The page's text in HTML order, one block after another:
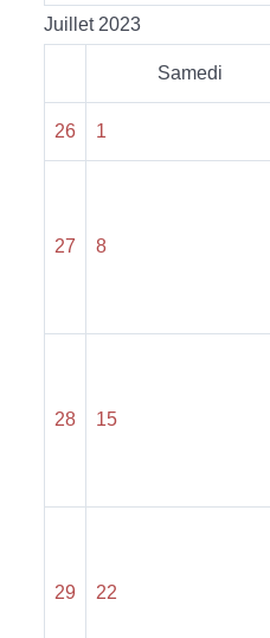
Juillet 2023
Samedi
26 1
27 8
28 15
29 22